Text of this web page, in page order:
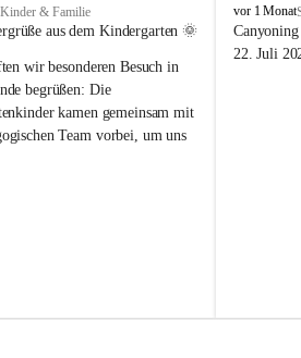
Kinder & Familie
aus dem Kindergarten 🌞
wir besonderen Besuch in
begrüßen: Die
kamen gemeinsam mit
Team vorbei, um uns
V
i
k
vor 1 Monat
22. Juli